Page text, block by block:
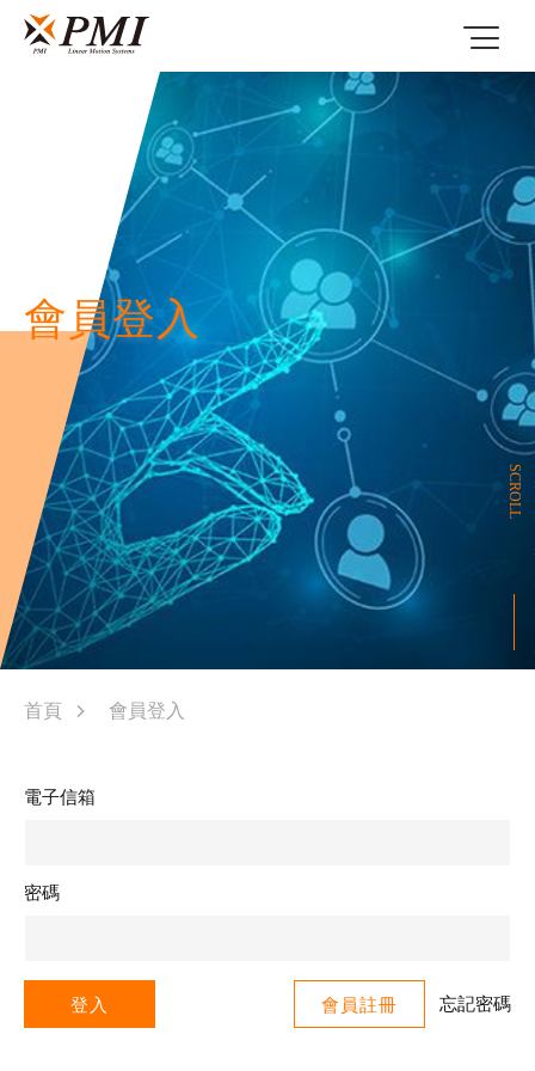
會員登入
SCROLL
首頁 會員登入
電子信箱
密碼
登入 會員註冊 忘記密碼